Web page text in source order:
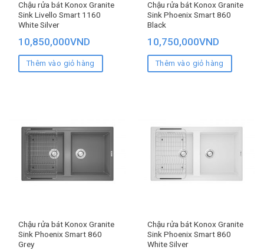
Chậu rửa bát Konox Granite
Sink Livello Smart 1160
White Silver
10,850,000VND
Thêm vào giỏ hàng
Chậu rửa bát Konox Granite
Sink Phoenix Smart 860
Black
10,750,000VND
Thêm vào giỏ hàng
Chậu rửa bát Konox Granite
Sink Phoenix Smart 860
Grey
Chậu rửa bát Konox Granite
Sink Phoenix Smart 860
White Silver